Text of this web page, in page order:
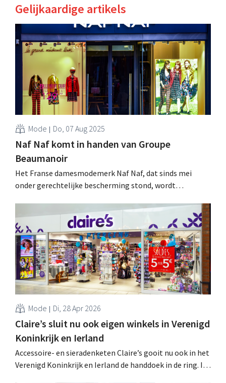
Gelijkaardige artikels
Mode Do, 07 Aug 2025
Naf Naf komt in handen van Groupe
Beaumanoir
Het Franse damesmodemerk Naf Naf, dat sinds mei
onder gerechtelijke bescherming stond, wordt
nieuwe eigenaar redt zowat de helft van de jobs. .
Mode Di, 28 Apr 2026
Claire’s sluit nu ook eigen winkels in Verenigd
Koninkrijk en Ierland
Accessoire- en sieradenketen Claire’s gooit nu ook in het
Verenigd Koninkrijk en Ierland de handdoek in de ring. In